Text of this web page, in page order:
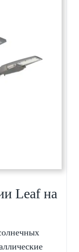
Leaf на